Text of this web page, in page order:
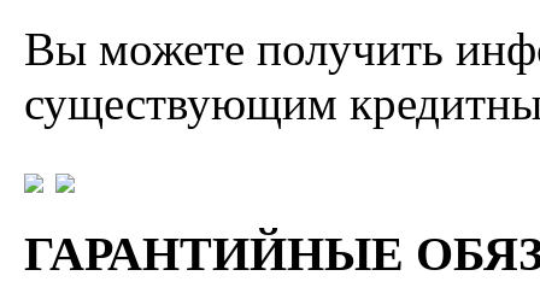
Вы можете получить
существующим
ГАРАНТИЙНЫЕ